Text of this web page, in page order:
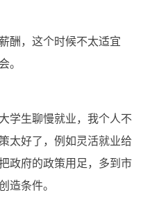
酬，这个时候不太适宜
。
学生聊慢就业，我个人不
太好了，例如灵活就业给
政府的政策用足，多到市
造条件。